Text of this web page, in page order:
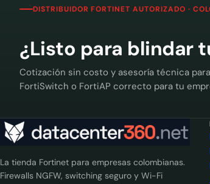
DISTRIBUIDOR FORTINET AUTORIZADO ·
¿Listo para blindar
Cotización sin costo y asesoría técnica
FortiSwitch o FortiAP correcto para tu
La tienda Fortinet para empresas colombianas.
Firewalls NGFW, switching seguro y Wi-Fi